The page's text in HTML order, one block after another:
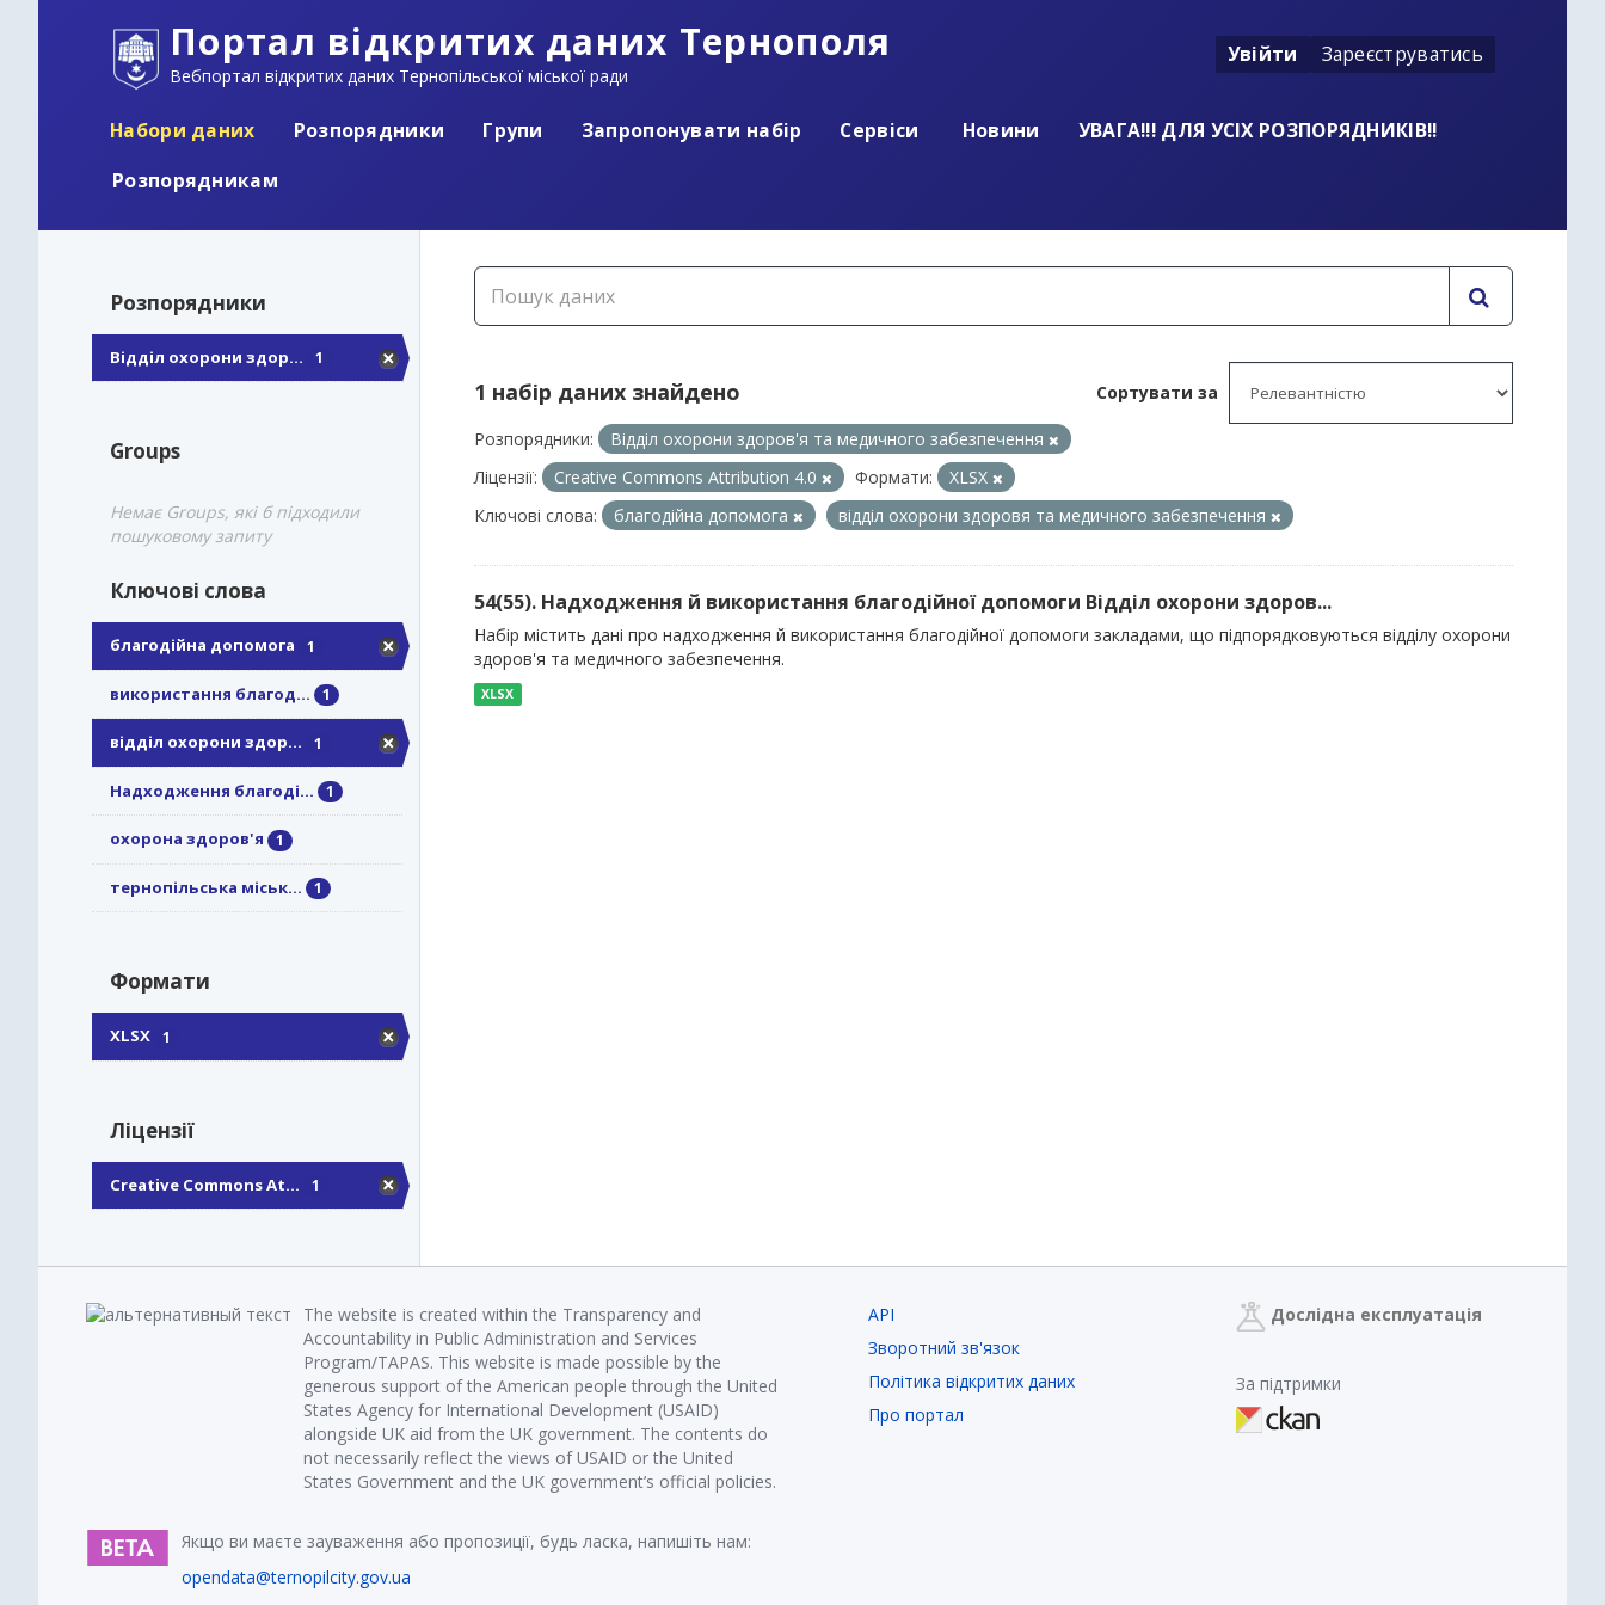
Портал відкритих даних Тернополя
Вебпортал відкритих даних Тернопільської міської ради
Увійти Зареєструватись
Набори даних Розпорядники Групи Запропонувати набір Сервіси Новини
УВАГА!!! ДЛЯ УСІХ РОЗПОРЯДНИКІВ!!
Розпорядникам
Розпорядники
Відділ охорони здор... 1
Groups
Немає Groups, які б підходили
пошуковому запиту
Ключові слова
благодійна допомога 1
використання благод... 1
відділ охорони здор... 1
Надходження благоді... 1
охорона здоров'я 1
тернопільська міськ... 1
Формати
XLSX 1
Ліцензії
Creative Commons At... 1
Сортувати за
1 набір даних знайдено
Розпорядники:
Відділ охорони здоров'я та медичного забезпечення
Ліцензії:
Creative Commons Attribution 4.0 Формати:
XLSX
Ключові слова:
благодійна допомога відділ охорони здоровя та медичного забезпечення
54(55). Надходження й використання благодійної допомоги Відділ охорони здоров...
Набір містить дані про надходження й використання благодійної допомоги закладами, що підпорядковуються відділу охорони
здоров'я та медичного забезпечення.
XLSX
The website is created within the Transparency and
Accountability in Public Administration and Services
Program/TAPAS. This website is made possible by the
generous support of the American people through the United
States Agency for International Development (USAID)
alongside UK aid from the UK government. The contents do
not necessarily reflect the views of USAID or the United
States Government and the UK government’s official policies.
Якщо ви маєте зауваження або пропозиції, будь ласка, напишіть нам:
opendata@ternopilcity.gov.ua
API
Зворотний зв'язок
Політика відкритих даних
Про портал
Дослідна експлуатація
За підтримки